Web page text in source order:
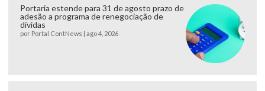
Portaria estende para 31 de agosto prazo de
adesão a programa de renegociação de
dívidas
por Portal ContNews ago 4, 2026